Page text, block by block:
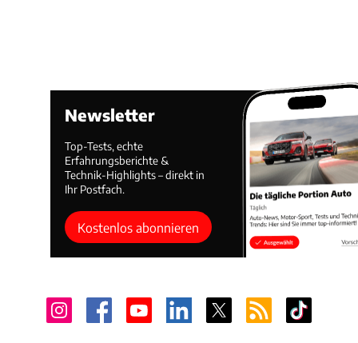
Newsletter
Top-Tests, echte
Erfahrungsberichte &
Technik-Highlights – direkt in
Ihr Postfach.
Kostenlos abonnieren